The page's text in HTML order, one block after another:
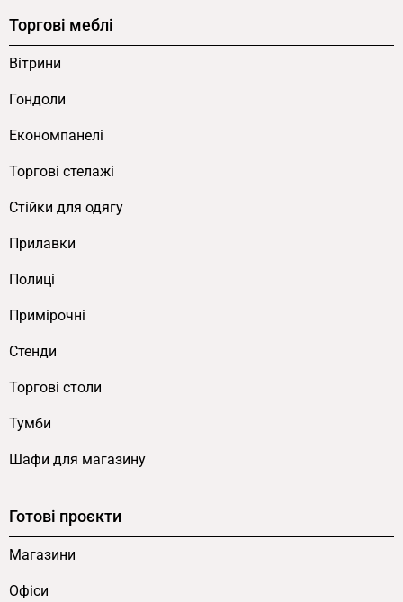
Торгові меблі
Вітрини
Гондоли
Економпанелі
Торгові стелажі
Cтійки для одягу
Прилавки
Полиці
Примірочні
Стенди
Торгові столи
Тумби
Шафи для магазину
Готові проєкти
Магазини
Офіси